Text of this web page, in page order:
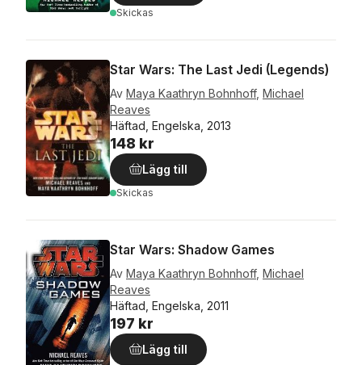
Skickas
Star Wars: The Last Jedi (Legends)
Av Maya Kaathryn Bohnhoff, Michael
Reaves
Häftad, Engelska, 2013
148 kr
Lägg till
Skickas
Star Wars: Shadow Games
Av Maya Kaathryn Bohnhoff, Michael
Reaves
Häftad, Engelska, 2011
197 kr
Lägg till